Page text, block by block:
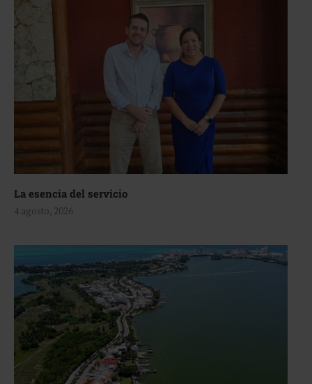
La esencia del servicio
4 agosto, 2026